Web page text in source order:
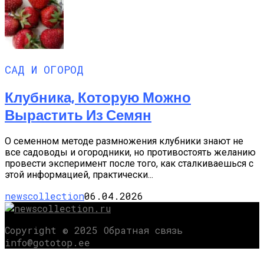
САД И ОГОРОД
Клубника, Которую Можно
Вырастить Из Семян
О семенном методе размножения клубники знают не
все садоводы и огородники, но противостоять желанию
провести эксперимент после того, как сталкиваешься с
этой информацией, практически...
newscollection06.04.2026
Copyright © 2025 Обратная связь
info@gototop.ee